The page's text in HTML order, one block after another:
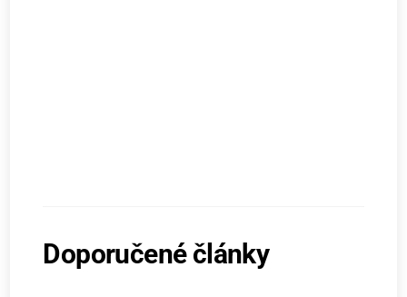
Doporučené články